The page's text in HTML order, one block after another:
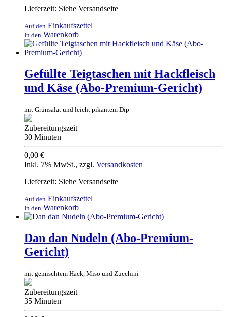
Lieferzeit: Siehe Versandseite
Auf den Einkaufszettel
In den Warenkorb
Gefüllte Teigtaschen mit Hackfleisch
und Käse (Abo-Premium-Gericht)
mit Grünsalat und leicht pikantem Dip
Zubereitungszeit
30 Minuten
0,00 €
Inkl. 7% MwSt., zzgl. Versandkosten
Lieferzeit: Siehe Versandseite
Auf den Einkaufszettel
In den Warenkorb
Dan dan Nudeln (Abo-Premium-
Gericht)
mit gemischtem Hack, Miso und Zucchini
Zubereitungszeit
35 Minuten